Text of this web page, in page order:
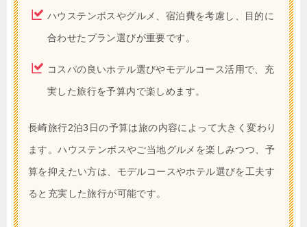
ハウステンボスやグルメ、宿泊費を考慮し、目的に
合わせたプラン選びが重要です。
コスパの良いホテル選びやモデルコース活用で、充
実した旅行を予算内で楽しめます。
長崎旅行2泊3日の予算は旅の内容によって大きく変わり
ます。ハウステンボスやご当地グルメを楽しみつつ、予
算を抑えたい方は、モデルコースやホテル選びを工夫す
ると充実した旅行が可能です。